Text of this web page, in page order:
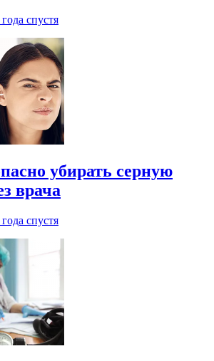
года спустя
убирать серную
врача
года спустя